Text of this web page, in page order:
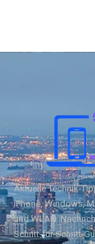
Aktuelle
iPhone, Windows,
und WLAN.